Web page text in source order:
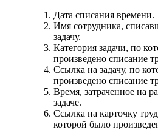
Дата списания времени.
Имя сотрудника,
задачу.
Категория задачи, по
произведено списание
Ссылка на задачу, по
произведено списание
Время, затраченное на
задаче.
Ссылка на карточку
которой было